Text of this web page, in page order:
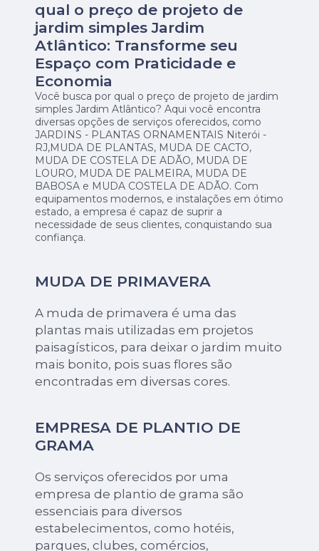
qual o preço de projeto de
jardim simples Jardim
Atlântico: Transforme seu
Espaço com Praticidade e
Economia
Você busca por qual o preço de projeto de jardim
simples Jardim Atlântico? Aqui você encontra
diversas opções de serviços oferecidos, como
JARDINS - PLANTAS ORNAMENTAIS Niterói -
RJ,MUDA DE PLANTAS, MUDA DE CACTO,
MUDA DE COSTELA DE ADÃO, MUDA DE
LOURO, MUDA DE PALMEIRA, MUDA DE
BABOSA e MUDA COSTELA DE ADÃO. Com
equipamentos modernos, e instalações em ótimo
estado, a empresa é capaz de suprir a
necessidade de seus clientes, conquistando sua
confiança.
MUDA DE PRIMAVERA
A muda de primavera é uma das
plantas mais utilizadas em projetos
paisagísticos, para deixar o jardim muito
mais bonito, pois suas flores são
encontradas em diversas cores.
EMPRESA DE PLANTIO DE
GRAMA
Os serviços oferecidos por uma
empresa de plantio de grama são
essenciais para diversos
estabelecimentos, como hotéis,
parques, clubes, comércios,